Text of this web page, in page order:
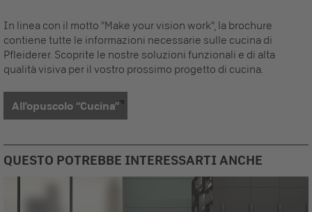
In linea con il motto "Make your vision work", la brochure
contiene tutte le informazioni necessarie sulle cucina di
Pfleiderer. Scoprite le nostre soluzioni funzionali e di alta
qualità visiva per il vostro prossimo progetto di cucina.
All'opuscolo “Cucina”
QUESTO POTREBBE INTERESSARTI ANCHE